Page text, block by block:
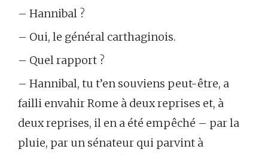
– Hannibal ?
– Oui, le général carthaginois.
– Quel rapport ?
– Hannibal, tu t’en souviens peut-être, a
failli envahir Rome à deux reprises et, à
deux reprises, il en a été empêché – par la
pluie, par un sénateur qui parvint à